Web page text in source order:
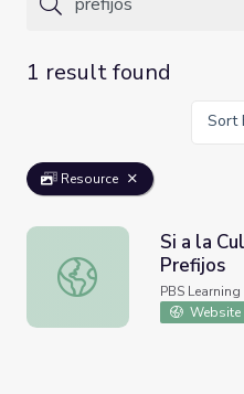
1 result found
Sort
Resource
Si a la Cultura: Español
Si a la
Prefijos
PBS
Website